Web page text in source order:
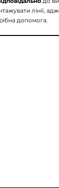
лінії,
допомога.